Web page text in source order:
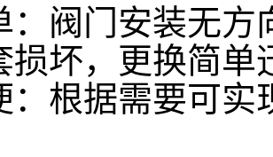
：阀门安装无
损坏，更换简单
：根据需要可实